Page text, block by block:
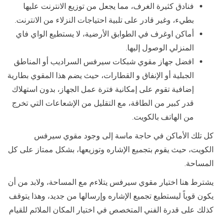
فنادق كثيرة الغرف، مما يجعل من توزيع الانترنت عليها
بطيء، وغير قادر على تلبية احتياجات النزلاء من الانترنت.
أماكن اوغرف في الطوابق الأرضية، لا يستطيع الواي فاي
المنزلي الوصول إليها.
افضل جهاز مقوي شبكات سيرفس السراديب أو المناطق
الجبلية أو الإنفاق و القطارات، حيث يضم هذا المقوي بطارية
إضافية تقوم على إمكانية فترة عمل الجهاز، بدون استهلاك
قدر كبير من الطاقة، مع التقليل من الإشعاعات التي تخرج
من الهاتف بالكويت.
كل تلك الأماكن في حاجة ماسة إلى وجود مقوي سيرفس
الكويت، حيث يقوم بتجميع الإشاره وتوزيعها، بشكل ممتاز على كل
المساحة.
يشترط هنا اختيار مقوي سيرفس يتلاءم مع المساحة، ولابد من أن
يكون قوياً ليستطيع تجميع الإشاره وإرسالها من جديد، وهذا يتوقف
كذلك على قدرة الفني المتخصص في اختيار المكان الملائم للقيام